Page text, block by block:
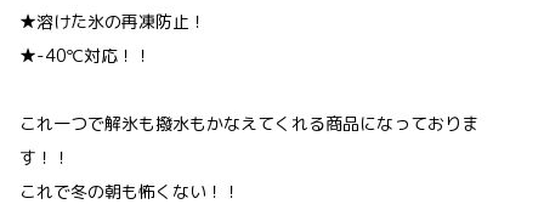
★溶けた氷の再凍防止！
★-40℃対応！！
これ一つで解氷も撥水もかなえてくれる商品になっておりま
す！！
これで冬の朝も怖くない！！